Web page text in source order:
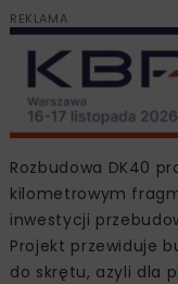
REKLAMA
Rozbudowa DK40
kilometrowym
inwestycji
Projekt przewiduje
do skrętu, azyli dla